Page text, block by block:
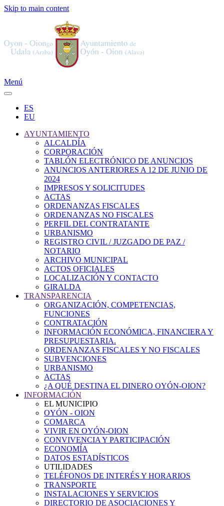
Skip to main content
Menú
ES
EU
AYUNTAMIENTO
ALCALDÍA
CORPORACIÓN
TABLÓN ELECTRÓNICO DE ANUNCIOS
ANUNCIOS ANTERIORES A 12 DE JUNIO DE
2024
IMPRESOS Y SOLICITUDES
ACTAS
ORDENANZAS FISCALES
ORDENANZAS NO FISCALES
PERFIL DEL CONTRATANTE
URBANISMO
REGISTRO CIVIL / JUZGADO DE PAZ /
NOTARIO
ARCHIVO MUNICIPAL
ACTOS OFICIALES
LOCALIZACIÓN Y CONTACTO
GIRALDA
TRANSPARENCIA
ORGANIZACIÓN, COMPETENCIAS,
FUNCIONES
CONTRATACIÓN
INFORMACIÓN ECONÓMICA, FINANCIERA Y
PRESUPUESTARIA.
ORDENANZAS FISCALES Y NO FISCALES
SUBVENCIONES
URBANISMO
ACTAS
¿A QUÉ DESTINA EL DINERO OYÓN-OION?
INFORMACIÓN
EL MUNICIPIO
OYÓN - OION
COMARCA
VIVIR EN OYÓN-OION
CONVIVENCIA Y PARTICIPACIÓN
ECONOMÍA
DATOS ESTADÍSTICOS
UTILIDADES
TELÉFONOS DE INTERÉS Y HORARIOS
TRANSPORTE
INSTALACIONES Y SERVICIOS
DIRECTORIO DE ASOCIACIONES Y